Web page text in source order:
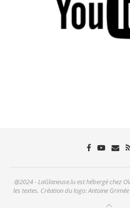
@2024 - LaGlaneuse.lu est hébergé chez
les textes. Création du logo: Antoine